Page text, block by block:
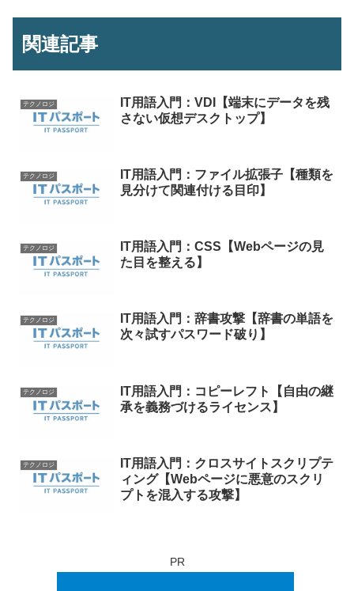
関連記事
テクノロジ
IT用語入門：VDI【端末にデータを残
さない仮想デスクトップ】
テクノロジ
IT用語入門：ファイル拡張子【種類を
見分けて関連付ける目印】
テクノロジ
IT用語入門：CSS【Webページの見
た目を整える】
テクノロジ
IT用語入門：辞書攻撃【辞書の単語を
次々試すパスワード破り】
テクノロジ
IT用語入門：コピーレフト【自由の継
承を義務づけるライセンス】
テクノロジ
IT用語入門：クロスサイトスクリプテ
ィング【Webページに悪意のスクリ
プトを混入する攻撃】
PR